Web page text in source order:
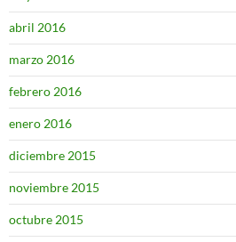
abril 2016
marzo 2016
febrero 2016
enero 2016
diciembre 2015
noviembre 2015
octubre 2015